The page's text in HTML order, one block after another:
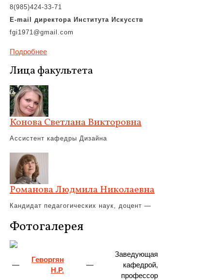
8(985)424-33-71
E-mail директора Института Искусств
fgi1971@gmail.com
Подробнее
Лица факультета
Конова Светлана Викторовна
Ассистент кафедры Дизайна
Романова Людмила Николаевна
Кандидат педагогических наук, доцент —
Фотогалерея
—
Геворгян
Н.Р.
—
Заведующая
кафедрой,
профессор